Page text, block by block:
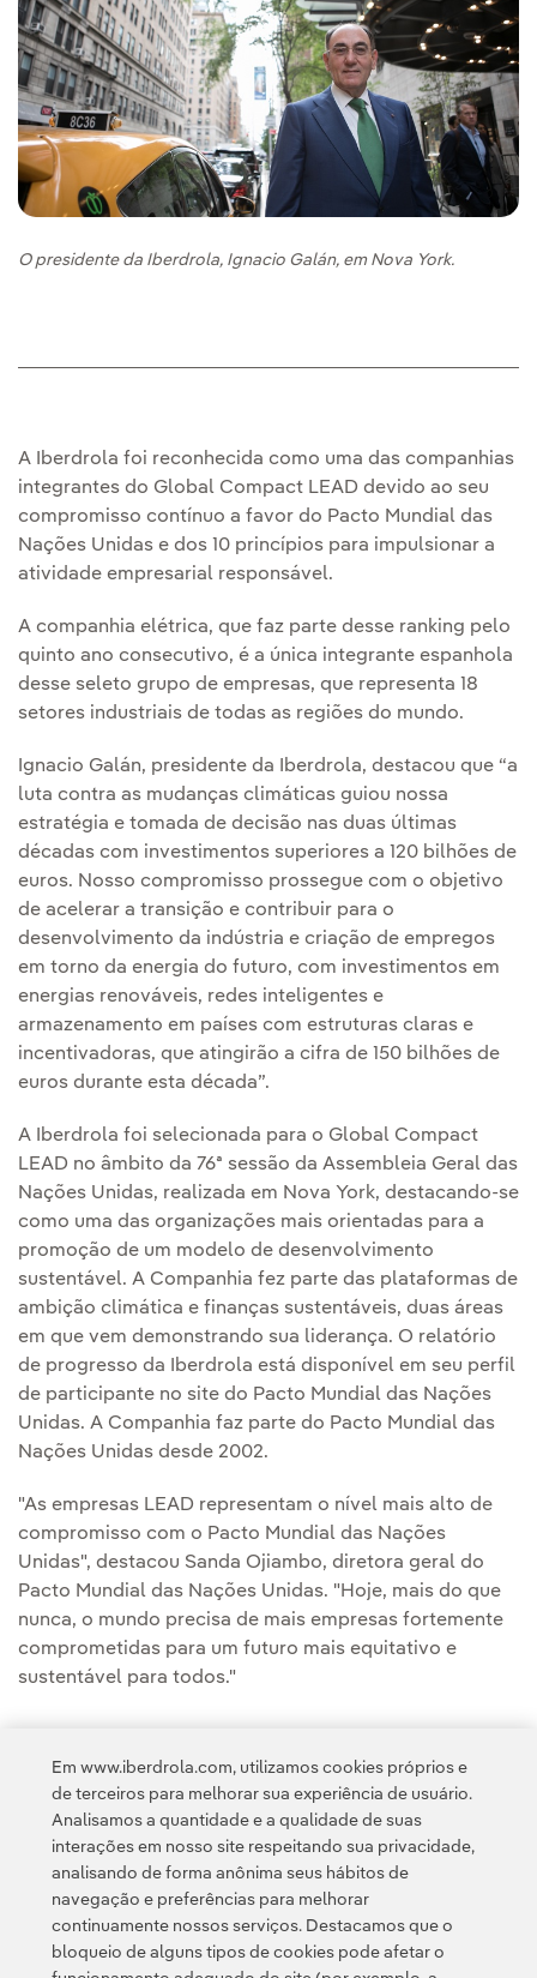
O presidente da Iberdrola, Ignacio Galán, em Nova York.
A Iberdrola foi reconhecida como uma das companhias
integrantes do Global Compact LEAD devido ao seu
compromisso contínuo a favor do Pacto Mundial das
Nações Unidas e dos 10 princípios para impulsionar a
atividade empresarial responsável.
A companhia elétrica, que faz parte desse ranking pelo
quinto ano consecutivo, é a única integrante espanhola
desse seleto grupo de empresas, que representa 18
setores industriais de todas as regiões do mundo.
Ignacio Galán, presidente da Iberdrola, destacou que “a
luta contra as mudanças climáticas guiou nossa
estratégia e tomada de decisão nas duas últimas
décadas com investimentos superiores a 120 bilhões de
euros. Nosso compromisso prossegue com o objetivo
de acelerar a transição e contribuir para o
desenvolvimento da indústria e criação de empregos
em torno da energia do futuro, com investimentos em
energias renováveis, redes inteligentes e
armazenamento em países com estruturas claras e
incentivadoras, que atingirão a cifra de 150 bilhões de
euros durante esta década”.
A Iberdrola foi selecionada para o Global Compact
LEAD no âmbito da 76ª sessão da Assembleia Geral das
Nações Unidas, realizada em Nova York, destacando-se
como uma das organizações mais orientadas para a
promoção de um modelo de desenvolvimento
sustentável. A Companhia fez parte das plataformas de
ambição climática e finanças sustentáveis, duas áreas
em que vem demonstrando sua liderança. O relatório
de progresso da Iberdrola está disponível em seu perfil
de participante no site do Pacto Mundial das Nações
Unidas. A Companhia faz parte do Pacto Mundial das
Nações Unidas desde 2002.
"As empresas LEAD representam o nível mais alto de
compromisso com o Pacto Mundial das Nações
Unidas", destacou Sanda Ojiambo, diretora geral do
Pacto Mundial das Nações Unidas. "Hoje, mais do que
nunca, o mundo precisa de mais empresas fortemente
comprometidas para um futuro mais equitativo e
sustentável para todos."
Acesso a informação legal
Em www.iberdrola.com, utilizamos cookies próprios e
de terceiros para melhorar sua experiência de usuário.
Analisamos a quantidade e a qualidade de suas
interações em nosso site respeitando sua privacidade,
analisando de forma anônima seus hábitos de
navegação e preferências para melhorar
continuamente nossos serviços. Destacamos que o
bloqueio de alguns tipos de cookies pode afetar o